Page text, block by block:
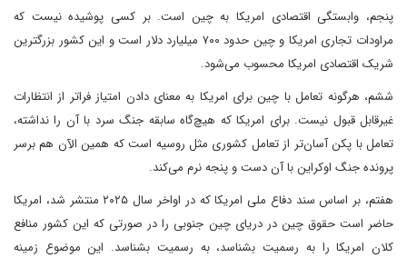
پنجم، وابستگی اقتصادی امریکا به چین است. بر کسی پوشیده نیست که
مراودات تجاری امریکا و چین حدود ۷۰۰ میلیارد دلار است و این کشور بزرگترین
شریک اقتصادی امریکا محسوب می‌شود.
ششم، هرگونه تعامل با چین برای امریکا به معنای دادن امتیاز فراتر از انتظارات
غیرقابل قبول نیست. برای امریکا که هیچ‌گاه سابقه جنگ سرد با آن را نداشته،
تعامل با پکن آسان‌تر از تعامل کشوری مثل روسیه است که همین الآن هم برسر
پرونده جنگ اوکراین با آن دست و پنجه نرم می‌کند.
هفتم، بر اساس سند دفاع ملی امریکا که در اواخر سال ۲۰۲۵ منتشر شد، امریکا
حاضر است حقوق چین در دریای چین جنوبی را در صورتی که این کشور منافع
کلان امریکا را به رسمیت بشناسد، به رسمیت بشناسد. این موضوع زمینه